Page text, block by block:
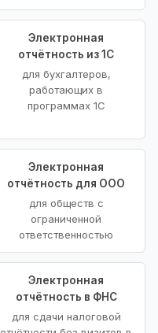
Электронная
отчётность из 1С
для бухгалтеров,
работающих в
программах 1С
Электронная
отчётность для ООО
для обществ с
ограниченной
ответственностью
Электронная
отчётность в ФНС
для сдачи налоговой